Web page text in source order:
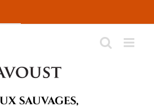
sauvages,